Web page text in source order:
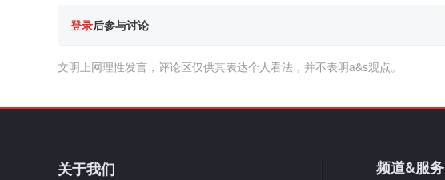
登录后参与讨论
文明上网理性发言，评论区仅供其表达个人看法，并不表明a&s观点。
关于我们 频道&服务